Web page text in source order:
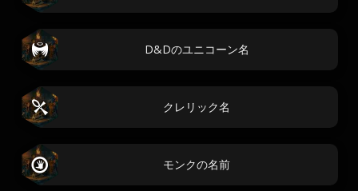
D&Dのユニコーン名
クレリック名
モンクの名前